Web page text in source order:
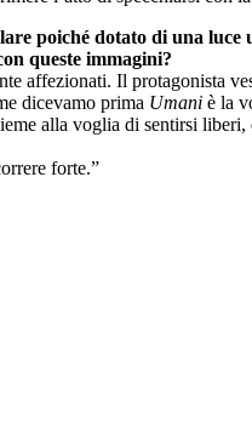
poiché dotato di una luce
queste immagini?
affezionati. Il protagonista
dicevamo prima Umaniè la
alla voglia di sentirsi
forte.”